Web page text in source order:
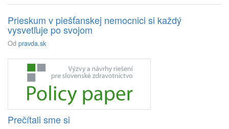
Prieskum v piešťanskej nemocnici si každý
vysvetľuje po svojom
Od pravda.sk
Prečítali sme si